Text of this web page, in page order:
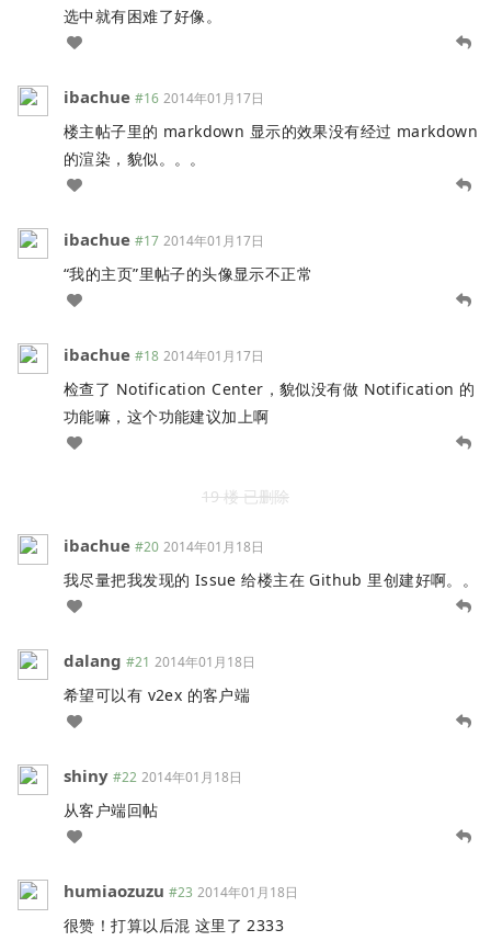
选中就有困难了好像。
ibachue #16 2014年01月17日
楼主帖子里的 markdown 显示的效果没有经过 markdown
的渲染，貌似。。。
ibachue #17 2014年01月17日
“我的主页”里帖子的头像显示不正常
ibachue #18 2014年01月17日
检查了 Notification Center，貌似没有做 Notification 的
功能嘛，这个功能建议加上啊
19 楼 已删除
ibachue #20 2014年01月18日
我尽量把我发现的 Issue 给楼主在 Github 里创建好啊。。
dalang #21 2014年01月18日
希望可以有 v2ex 的客户端
shiny #22 2014年01月18日
从客户端回帖
humiaozuzu #23 2014年01月18日
很赞！打算以后混 这里了 2333